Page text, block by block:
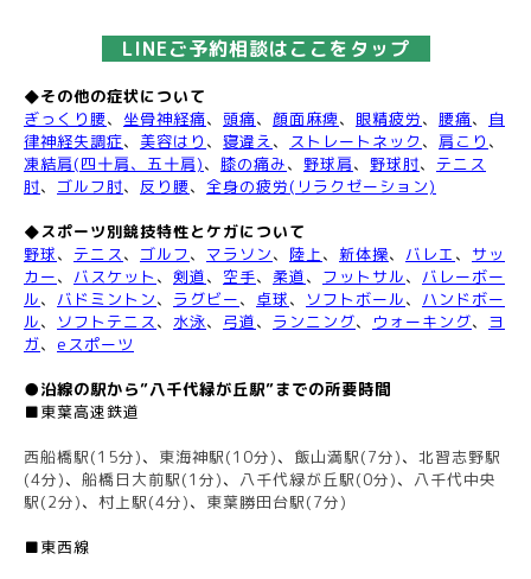
LINEご予約相談はここをタップ
◆その他の症状について
ぎっくり腰、 坐骨神経痛、 頭痛、 顔面麻痺、 眼精疲労、 腰痛、
自
律神経失調症、 美容はり 、 寝違え 、 ストレートネック 、 肩こり 、
凍結肩(四十肩、五十肩)、 膝の痛み、 野球肩、 野球肘、 テニス
肘、 ゴルフ肘、 反り腰、 全身の疲労(リラクゼーション)
◆スポーツ別競技特性とケガについて
野球、 テニス 、 ゴルフ 、 マラソン、 陸上、 新体操、 バレエ 、 サッ
カー、 バスケット 、 剣道、 空手、 柔道、 フットサル、 バレーボー
ル、 バドミントン、 ラグビー、 卓球、 ソフトボール、 ハンドボー
ル、 ソフトテニス 、 水泳、 弓道、 ランニング、 ウォーキング、 ヨ
ガ、 eスポーツ
●沿線の駅から”八千代緑が丘駅”までの所要時間
■東葉高速鉄道
西船橋駅(15分)、 東海神駅(10分)、 飯山満駅(7分)、 北習志野駅
(4分)、 船橋日大前駅(1分)、 八千代緑が丘駅(0分)、 八千代中央
駅(2分)、 村上駅(4分)、 東葉勝田台駅(7分)
■東西線